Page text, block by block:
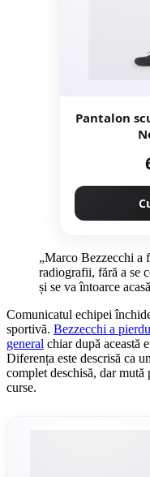
Pantalon
„Marco Bezzecchi a
radiografii, fără a se
și se va întoarce
Comunicatul echipei
sportivă. Bezzecchi a
general chiar după această
Diferența este descrisă ca
complet deschisă, dar
curse.